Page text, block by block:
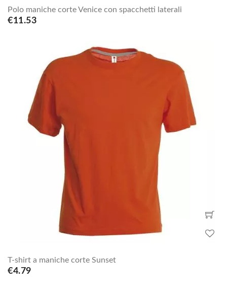
Polo maniche corte Venice con spacchetti laterali
€11.53
T-shirt a maniche corte Sunset
€4.79